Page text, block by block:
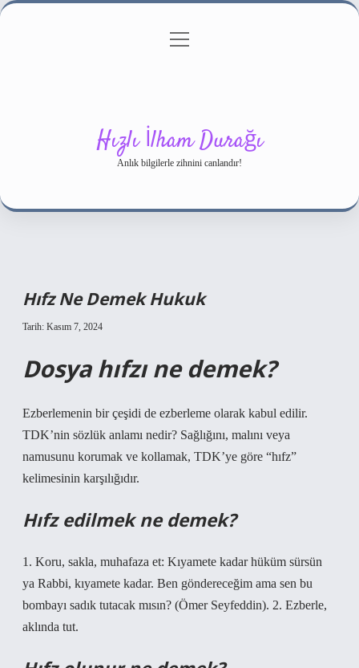
Gizlilik Politikası
menüyü
Hızlı İlham Durağı
Anlık bilgilerle zihnini canlandır!
Hıfz Ne Demek Hukuk
Tarih: Kasım 7, 2024
Dosya hıfzı ne demek?
Ezberlemenin bir çeşidi de ezberleme olarak kabul edilir.
TDK’nin sözlük anlamı nedir? Sağlığını, malını veya
namusunu korumak ve kollamak, TDK’ye göre “hıfz”
kelimesinin karşılığıdır.
Hıfz edilmek ne demek?
1. Koru, sakla, muhafaza et: Kıyamete kadar hüküm sürsün
ya Rabbi, kıyamete kadar. Ben göndereceğim ama sen bu
bombayı sadık tutacak mısın? (Ömer Seyfeddin). 2. Ezberle,
aklında tut.